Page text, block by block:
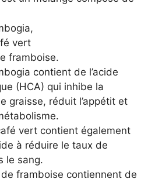
vert
framboise.
contient de l’acide
(HCA) qui inhibe la
graisse, réduit l’appétit et
vert contient également
à réduire le taux de
le sang.
framboise contiennent de